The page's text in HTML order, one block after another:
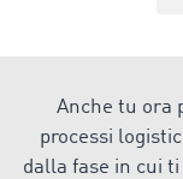
Anche tu ora
processi
dalla fase in cui